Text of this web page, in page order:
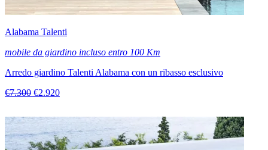
Alabama Talenti
mobile da giardino incluso entro 100 Km
Arredo giardino Talenti Alabama con un ribasso esclusivo
€7.300 €2.920